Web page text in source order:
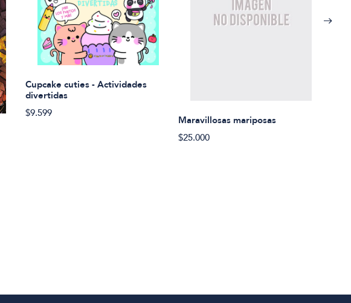
Cupcake cuties - Actividades
divertidas
$9.599
Maravillosas mariposas
$25.000